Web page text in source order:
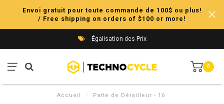
Envoi gratuit pour toute commande de 100$ ou plus!
/ Free shipping on orders of $100 or more!
Égalisation des Prix
0
Accueil / Patte de Dérailleur - 16